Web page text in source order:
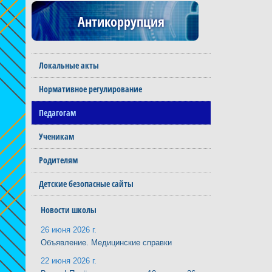
Антикоррупция
Локальные акты
Нормативное регулирование
Педагогам
Ученикам
Родителям
Детские безопасные сайты
Новости школы
26 июня 2026 г.
Объявление. Медицинские справки
22 июня 2026 г.